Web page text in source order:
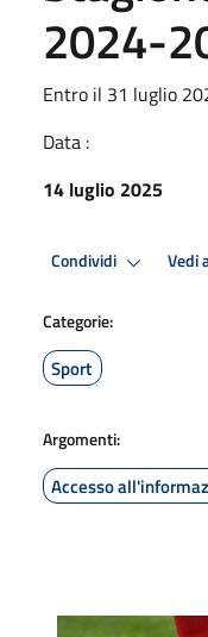
2024-
Entro il 31 luglio
Data :
14 luglio 2025
Condividi Vedi
Categorie:
Sport
Argomenti:
Accesso